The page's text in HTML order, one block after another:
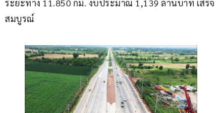
ระยะทาง 11.850 กม. งบประมาณ 1,139 ล้านบาท เสร็จ
สมบูรณ์